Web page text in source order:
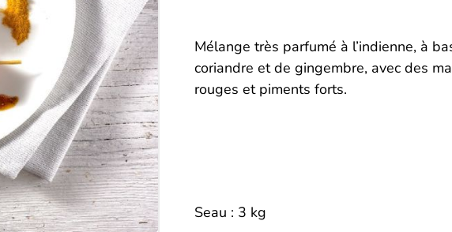
Mélange très parfumé à l’indienne, à
coriandre et de gingembre, avec des
rouges et piments forts.
Seau : 3 kg